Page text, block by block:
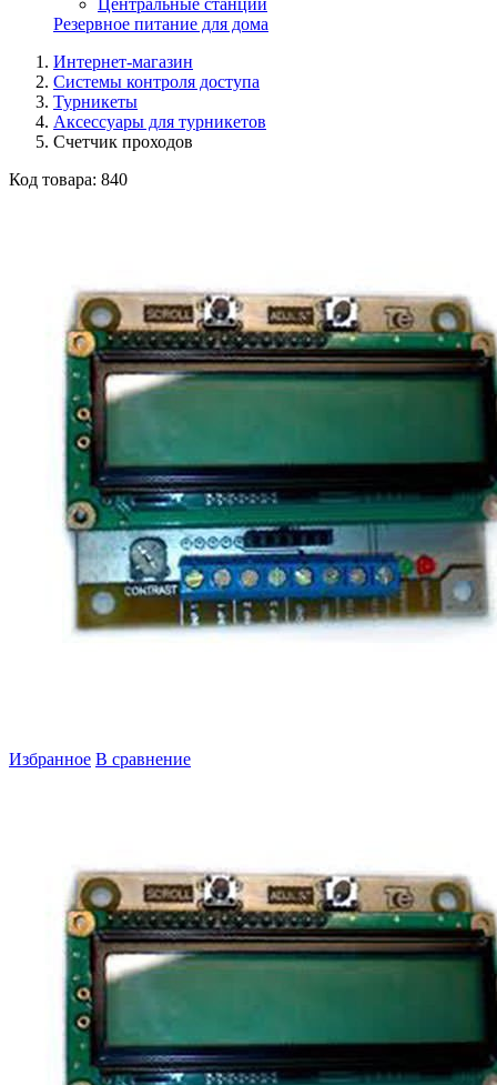
Резервное питание для дома
Интернет-магазин
Системы контроля доступа
Турникеты
Аксессуары для турникетов
Счетчик проходов
Код товара: 840
Избранное В сравнение